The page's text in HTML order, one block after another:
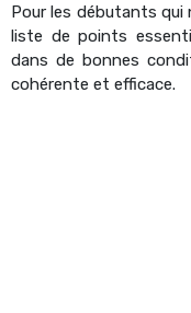
Pour les débutants qui
liste de points
dans de bonnes
cohérente et efficace.